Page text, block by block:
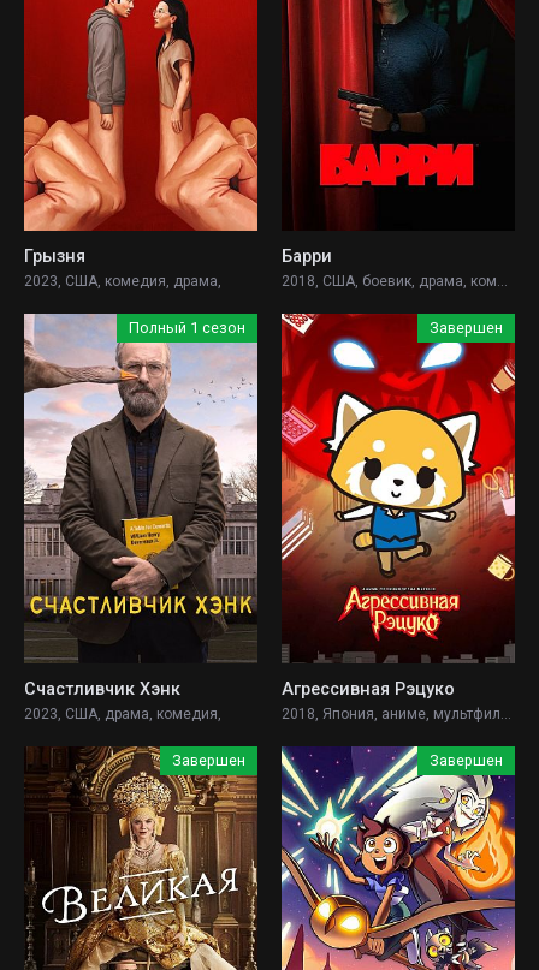
Грызня
2023, США, комедия, драма,
Барри
2018, США, боевик, драма, комедия, криминал,
Полный 1 сезон
Счастливчик Хэнк
2023, США, драма, комедия,
Завершен
Агрессивная Рэцуко
2018, Япония, аниме, мультфильм, комедия, мелодрама, музыка,
Завершен Завершен